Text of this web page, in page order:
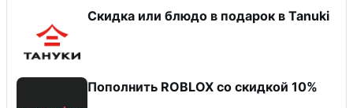
Скидка или блюдо в подарок в Tanuki
Пополнить ROBLOX со скидкой 10%